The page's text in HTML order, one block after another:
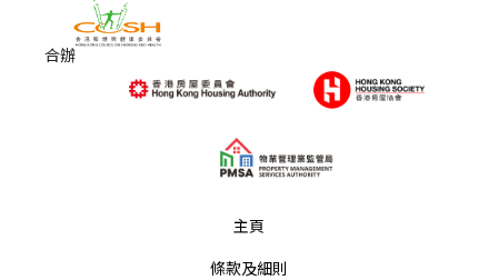
合辦
主頁
條款及細則